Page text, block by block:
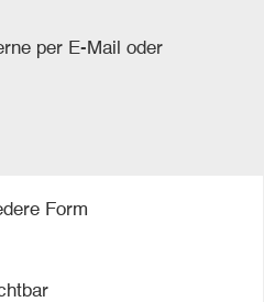
per E-Mail oder
Form